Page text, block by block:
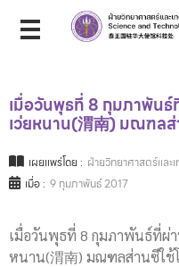
เมื่อวันพุธที่ 8 กุมภาพันธ์
เว่ยหนาน(渭南) มณฑล
เผยแพร่โดย : ฝ่ายวิทยาศาสตร์และ
เมื่อ : 9 กุมภาพันธ์ 2017
เมื่อวันพุธที่ 8 กุมภาพันธ์ที่ผ่า
หนาน(渭南) มณฑลส่านซีใช้